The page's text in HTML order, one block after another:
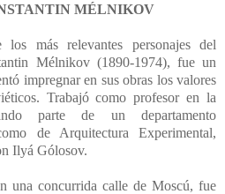
MÉLNIKOV
más relevantes personajes del
Mélnikov (1890-1974), fue un
impregnar en sus obras los valores
Trabajó como profesor en la
parte de un departamento
de Arquitectura Experimental,
Ilyá Gólosov.
una concurrida calle de Moscú, fue